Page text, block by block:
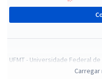
UFMT - Universidade Federal
R$
Carregar